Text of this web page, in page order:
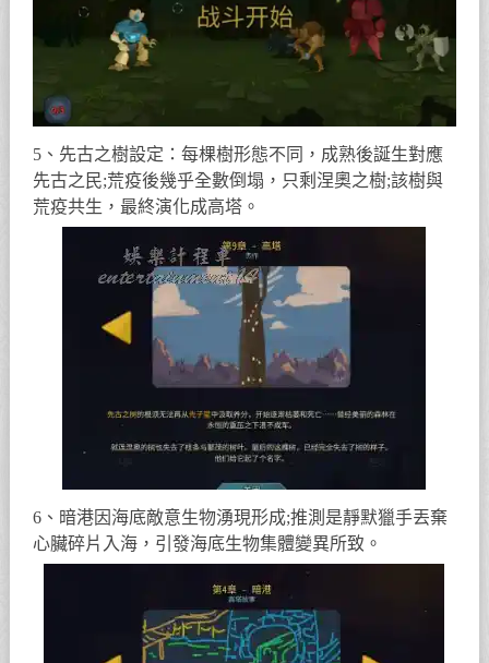
5、先古之樹設定：每棵樹形態不同，成熟後誕生對應
先古之民;荒疫後幾乎全數倒塌，只剩涅奧之樹;該樹與
荒疫共生，最終演化成高塔。
6、暗港因海底敵意生物湧現形成;推測是靜默獵手丟棄
心臟碎片入海，引發海底生物集體變異所致。